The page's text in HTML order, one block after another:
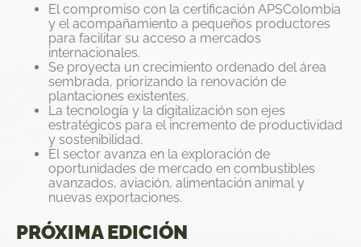
El compromiso con la certificación APSColombia
y el acompañamiento a pequeños productores
para facilitar su acceso a mercados
internacionales.
Se proyecta un crecimiento ordenado del área
sembrada, priorizando la renovación de
plantaciones existentes.
La tecnología y la digitalización son ejes
estratégicos para el incremento de productividad
y sostenibilidad.
El sector avanza en la exploración de
oportunidades de mercado en combustibles
avanzados, aviación, alimentación animal y
nuevas exportaciones.
PRÓXIMA EDICIÓN